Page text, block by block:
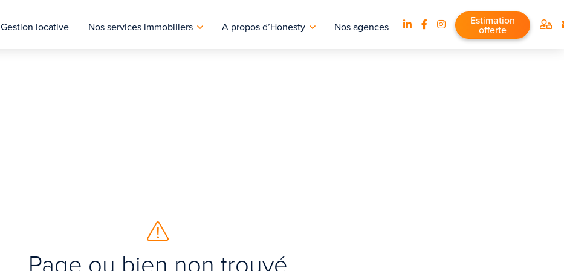
Gestion locative Nos services immobiliers A propos d’Honesty Nos agences Estimation
offerte